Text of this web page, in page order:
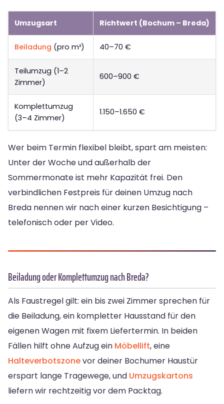
Umzugsart Richtwert (Bochum – Breda)
Beiladung (pro m³) 40–70 €
Teilumzug (1–2
Zimmer)
600–900 €
Komplettumzug
(3–4 Zimmer)
1.150–1.650 €
Wer beim Termin flexibel bleibt, spart am meisten:
Unter der Woche und außerhalb der
Sommermonate ist mehr Kapazität frei. Den
verbindlichen Festpreis für deinen Umzug nach
Breda nennen wir nach einer kurzen Besichtigung –
telefonisch oder per Video.
Beiladung oder Komplettumzug nach Breda?
Als Faustregel gilt: ein bis zwei Zimmer sprechen für
die Beiladung, ein kompletter Hausstand für den
eigenen Wagen mit fixem Liefertermin. In beiden
Fällen hilft ohne Aufzug ein Möbellift, eine
Halteverbotszonevor deiner Bochumer Haustür
erspart lange Tragewege, und Umzugskartons
liefern wir rechtzeitig vor dem Packtag.